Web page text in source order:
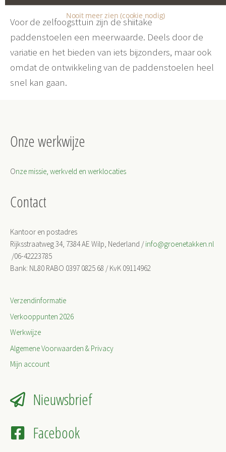
Voor de zelfoogsttuin zijn de shiitake
paddenstoelen een meerwaarde. Deels door de
variatie en het bieden van iets bijzonders, maar ook
omdat de ontwikkeling van de paddenstoelen heel
snel kan gaan.
Onze werkwijze
Onze missie, werkveld en werklocaties
Contact
Kantoor en postadres
Rijksstraatweg 34, 7384 AE Wilp, Nederland /info@groenetakken.nl
/06-42223785
Bank: NL80 RABO 0397 0825 68 / KvK 09114962
Verzendinformatie
Verkooppunten 2026
Werkwijze
Algemene Voorwaarden & Privacy
Mijn account
Nieuwsbrief
Facebook
Nooit meer zien (cookie nodig)